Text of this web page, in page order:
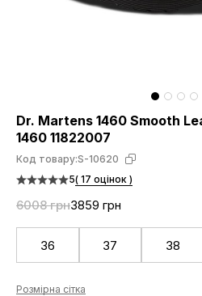
Dr. Martens 1460 Smooth
1460 11822007
Код товару:S-10620
5( 17 оцінок )
6008 грн3859 грн
36 37 38
Розмірна сітка